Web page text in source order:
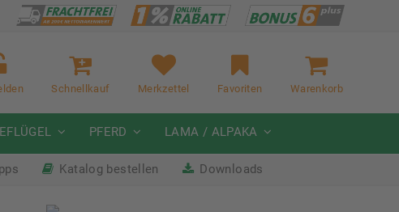
Schnellkauf Merkzettel Favoriten Warenkorb
PFERD LAMA / ALPAKA
Katalog bestellen Downloads